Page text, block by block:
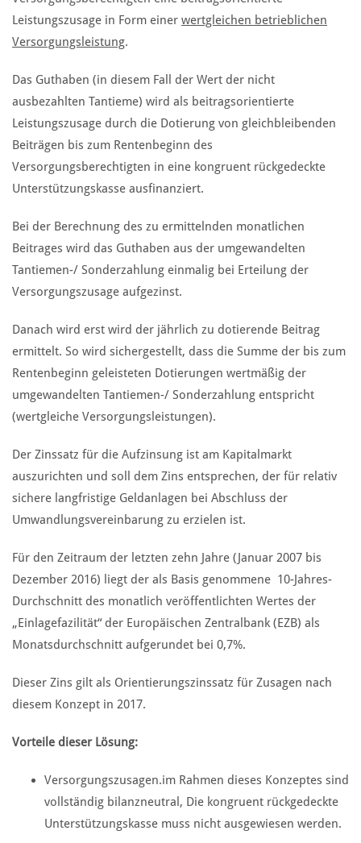
Leistungszusage in Form einer wertgleichen betrieblichen
Versorgungsleistung.
Das Guthaben (in diesem Fall der Wert der nicht
ausbezahlten Tantieme) wird als beitragsorientierte
Leistungszusage durch die Dotierung von gleichbleibenden
Beiträgen bis zum Rentenbeginn des
Versorgungsberechtigten in eine kongruent rückgedeckte
Unterstützungskasse ausfinanziert.
Bei der Berechnung des zu ermittelnden monatlichen
Beitrages wird das Guthaben aus der umgewandelten
Tantiemen-/ Sonderzahlung einmalig bei Erteilung der
Versorgungszusage aufgezinst.
Danach wird erst wird der jährlich zu dotierende Beitrag
ermittelt. So wird sichergestellt, dass die Summe der bis zum
Rentenbeginn geleisteten Dotierungen wertmäßig der
umgewandelten Tantiemen-/ Sonderzahlung entspricht
(wertgleiche Versorgungsleistungen).
Der Zinssatz für die Aufzinsung ist am Kapitalmarkt
auszurichten und soll dem Zins entsprechen, der für relativ
sichere langfristige Geldanlagen bei Abschluss der
Umwandlungsvereinbarung zu erzielen ist.
Für den Zeitraum der letzten zehn Jahre (Januar 2007 bis
Dezember 2016) liegt der als Basis genommene 10-Jahres-
Durchschnitt des monatlich veröffentlichten Wertes der
„Einlagefazilität“ der Europäischen Zentralbank (EZB) als
Monatsdurchschnitt aufgerundet bei 0,7%.
Dieser Zins gilt als Orientierungszinssatz für Zusagen nach
diesem Konzept in 2017.
Vorteile dieser Lösung:
Versorgungszusagen.im Rahmen dieses Konzeptes sind
vollständig bilanzneutral, Die kongruent rückgedeckte
Unterstützungskasse muss nicht ausgewiesen werden.